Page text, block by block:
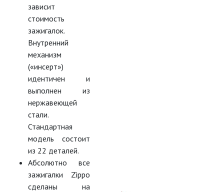
зависит
стоимость
зажигалок.
Внутренний
механизм
(«инсерт»)
идентичен и
выполнен из
нержавеющей
стали.
Стандартная
модель состоит
из 22 деталей.
Абсолютно все
зажигалки Zippo
сделаны на